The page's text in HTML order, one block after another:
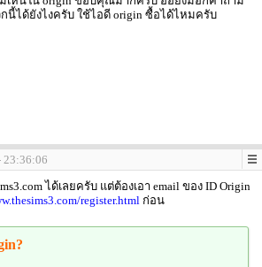
นี้ได้ยังไงครับ ใช้ไอดี origin ซื้อได้ไหมครับ
23:36:06
ได้เลยครับ แต่ต้องเอา email ของ ID Origin
register.html ก่อน